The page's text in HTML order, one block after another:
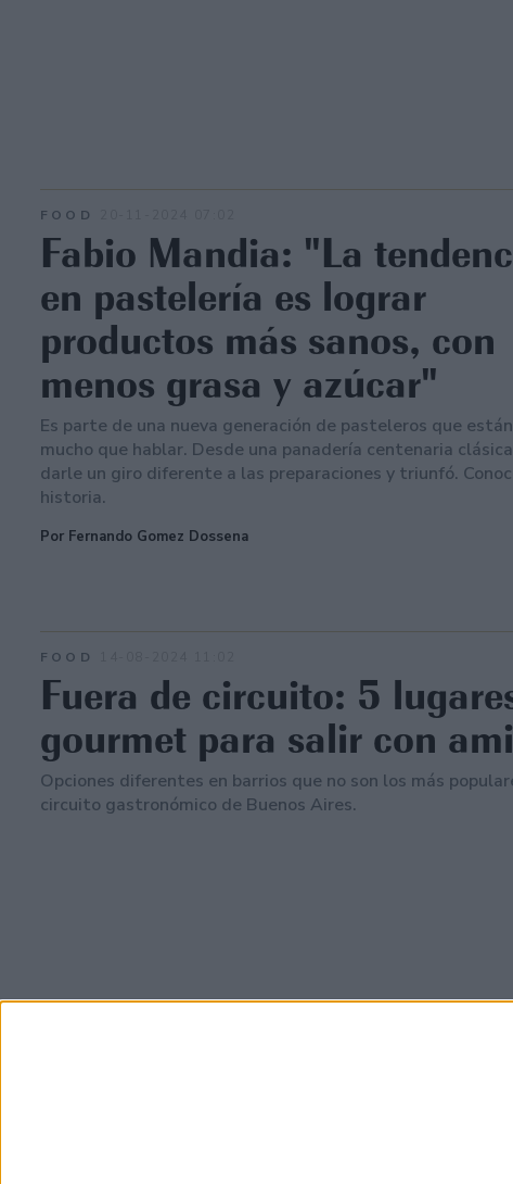
FOOD
Fabio Mandia: "La
en pastelería es lograr
productos más sanos, con
menos grasa y azúcar"
Es parte de una nueva generación de pasteleros que
mucho que hablar. Desde una panadería centenaria
darle un giro diferente a las preparaciones y triunfó.
historia.
Por Fernando Gomez Dossena
FOOD
Fuera de circuito: 5
gourmet para salir con
Opciones diferentes en barrios que no son los más
circuito gastronómico de Buenos Aires.